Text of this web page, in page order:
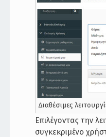
Διαθέσιμες
Επιλέγοντας την
συγκεκριμένο